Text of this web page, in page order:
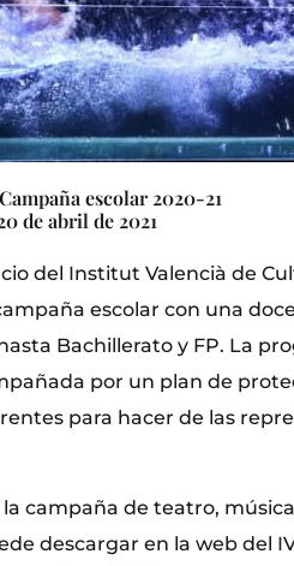
escolar 2020-21
de abril de 2021
del Institut Valencià de
escolar con una
Bachillerato y FP. La
por un plan de
para hacer de las
campaña de teatro,
descargar en la web del